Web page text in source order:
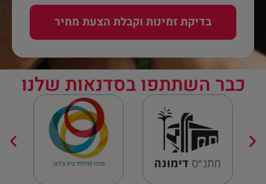
בדיקת זמינות וקבלת הצעת מחיר
כבר השתתפו בסדנאות שלנו